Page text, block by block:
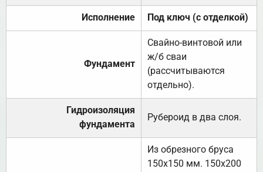
Исполнение Под ключ (с отделкой)
Фундамент
Свайно-винтовой или
ж/б сваи
(рассчитываются
отдельно).
Гидроизоляция
фундамента
Рубероид в два слоя.
Из обрезного бруса
150х150 мм. 150х200